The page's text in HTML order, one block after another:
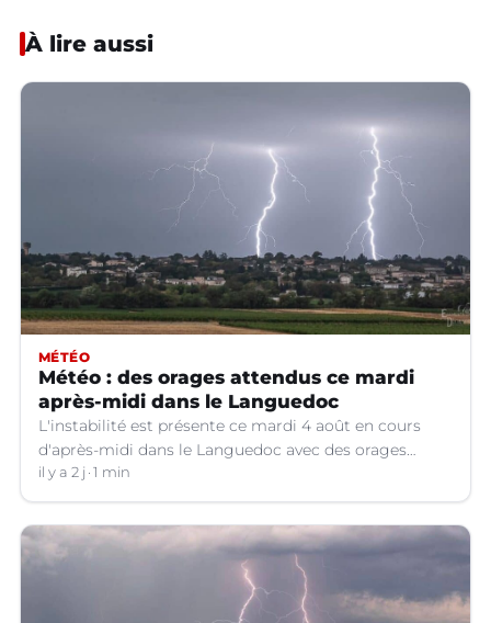
À lire aussi
MÉTÉO
Météo : des orages attendus ce mardi
après-midi dans le Languedoc
L'instabilité est présente ce mardi 4 août en cours
d'après-midi dans le Languedoc avec des orages
localisés.
il y a 2 j 1 min